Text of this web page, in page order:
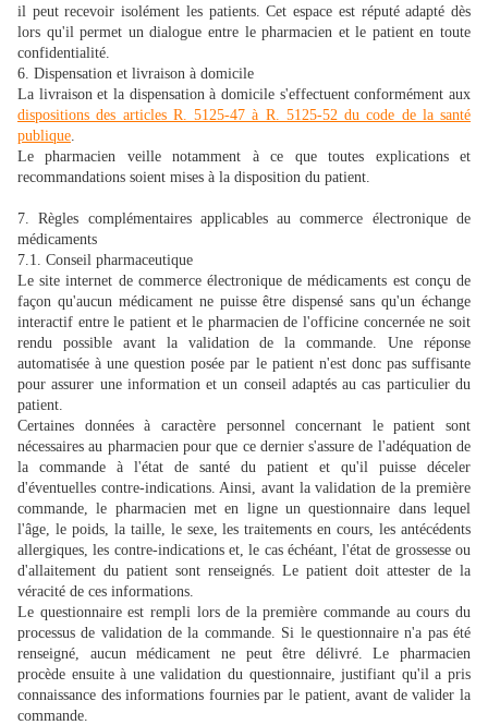
il peut recevoir isolément les patients. Cet espace est réputé adapté dès
lors qu'il permet un dialogue entre le pharmacien et le patient en toute
confidentialité.
6. Dispensation et livraison à domicile
La livraison et la dispensation à domicile s'effectuent conformément aux
dispositions des articles R. 5125-47 à R. 5125-52 du code de la santé
publique
Le pharmacien veille notamment à ce que toutes explications et
recommandations soient mises à la disposition du patient.
7. Règles complémentaires applicables au commerce électronique de
médicaments
7.1. Conseil pharmaceutique
Le site internet de commerce électronique de médicaments est conçu de
façon qu'aucun médicament ne puisse être dispensé sans qu'un échange
interactif entre le patient et le pharmacien de l'officine concernée ne soit
rendu possible avant la validation de la commande. Une réponse
automatisée à une question posée par le patient n'est donc pas suffisante
pour assurer une information et un conseil adaptés au cas particulier du
patient.
Certaines données à caractère personnel concernant le patient sont
nécessaires au pharmacien pour que ce dernier s'assure de l'adéquation de
la commande à l'état de santé du patient et qu'il puisse déceler
d'éventuelles contre-indications. Ainsi, avant la validation de la première
commande, le pharmacien met en ligne un questionnaire dans lequel
l'âge, le poids, la taille, le sexe, les traitements en cours, les antécédents
allergiques, les contre-indications et, le cas échéant, l'état de grossesse ou
d'allaitement du patient sont renseignés. Le patient doit attester de la
véracité de ces informations.
Le questionnaire est rempli lors de la première commande au cours du
processus de validation de la commande. Si le questionnaire n'a pas été
renseigné, aucun médicament ne peut être délivré. Le pharmacien
procède ensuite à une validation du questionnaire, justifiant qu'il a pris
connaissance des informations fournies par le patient, avant de valider la
commande.